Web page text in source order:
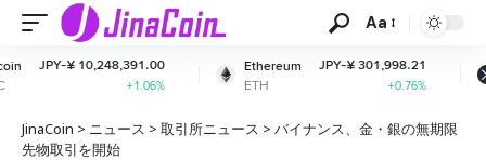
Aa
Ethereum
ETH
JPY-¥ 301,998.21
XRP
XRP
JPY-
JinaCoin > ニュース > 取引所ニュース > バイナンス、金・銀の無期限
先物取引を開始